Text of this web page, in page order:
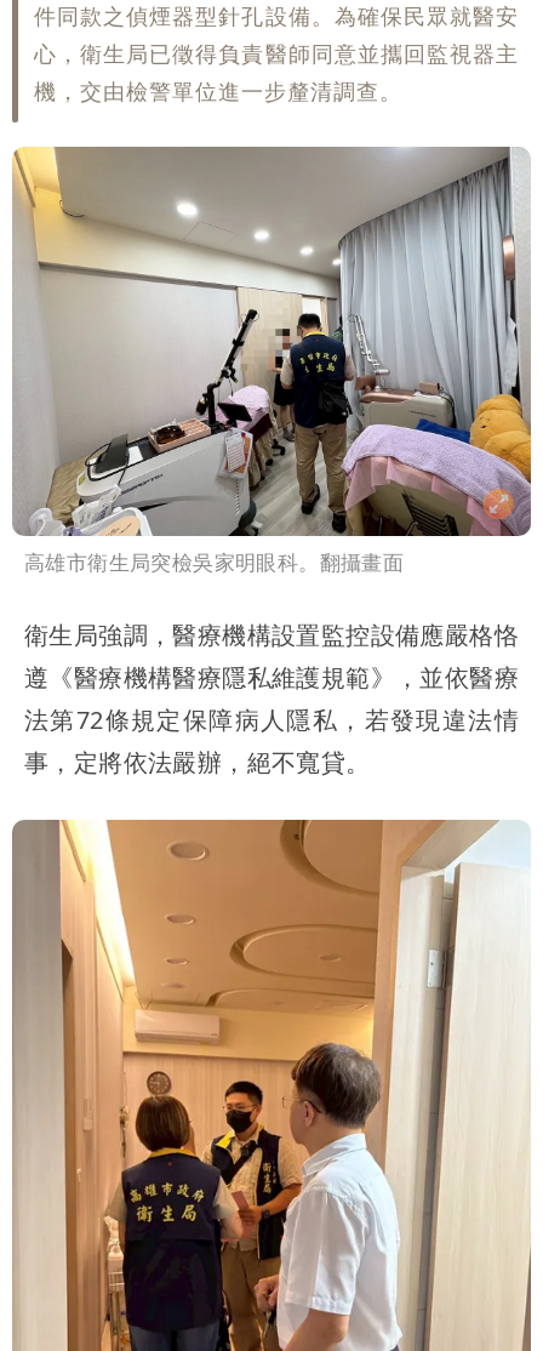
件同款之偵煙器型針孔設備。為確保民眾就醫安
心，衛生局已徵得負責醫師同意並攜回監視器主
機，交由檢警單位進一步釐清調查。
高雄市衛生局突檢吳家明眼科。翻攝畫面
衛生局強調，醫療機構設置監控設備應嚴格恪
遵《醫療機構醫療隱私維護規範》，並依醫療
法第72條規定保障病人隱私，若發現違法情
事，定將依法嚴辦，絕不寬貸。